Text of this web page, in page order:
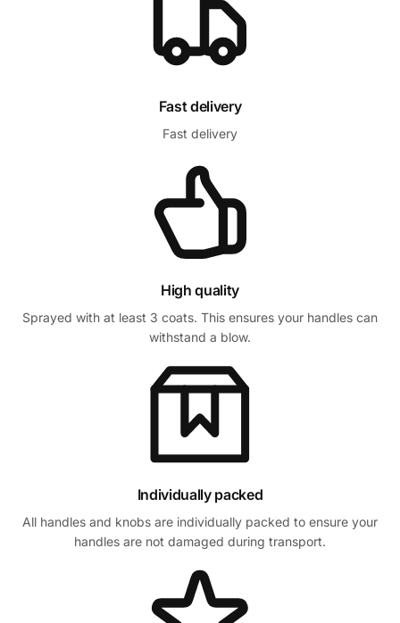
Fast delivery
Fast delivery
High quality
Sprayed with at least 3 coats. This ensures your handles can
withstand a blow.
Individually packed
All handles and knobs are individually packed to ensure your
handles are not damaged during transport.